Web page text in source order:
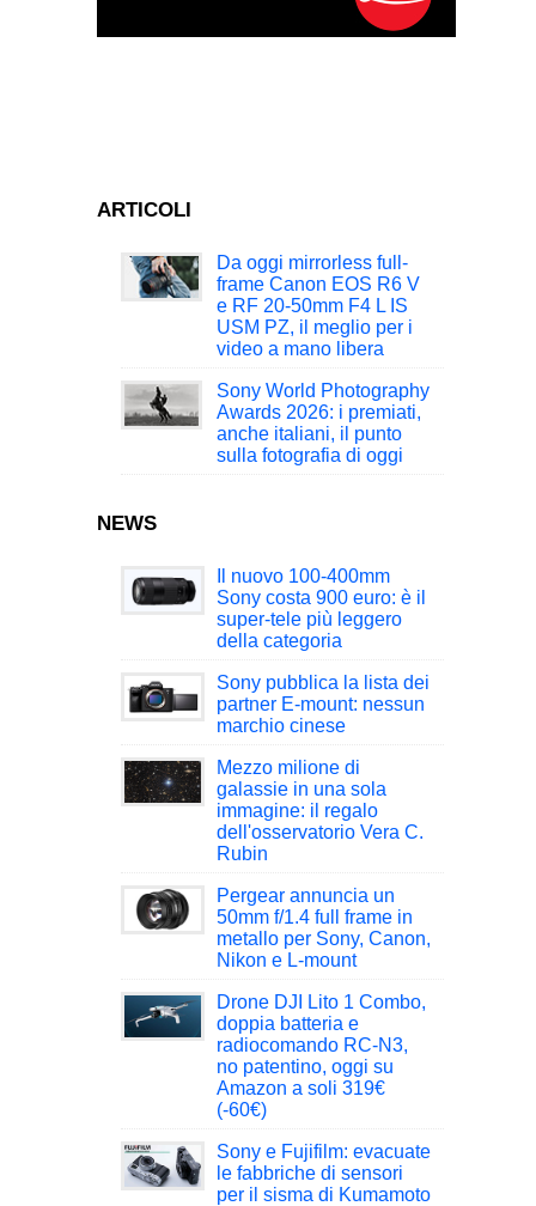
ARTICOLI
Da oggi mirrorless full-
frame Canon EOS R6 V
e RF 20-50mm F4 L IS
USM PZ, il meglio per i
video a mano libera
Sony World Photography
Awards 2026: i premiati,
anche italiani, il punto
sulla fotografia di oggi
NEWS
Il nuovo 100-400mm
Sony costa 900 euro: è il
super-tele più leggero
della categoria
Sony pubblica la lista dei
partner E-mount: nessun
marchio cinese
Mezzo milione di
galassie in una sola
immagine: il regalo
dell'osservatorio Vera C.
Rubin
Pergear annuncia un
50mm f/1.4 full frame in
metallo per Sony, Canon,
Nikon e L-mount
Drone DJI Lito 1 Combo,
doppia batteria e
radiocomando RC-N3,
no patentino, oggi su
Amazon a soli 319€
(-60€)
Sony e Fujifilm: evacuate
le fabbriche di sensori
per il sisma di Kumamoto